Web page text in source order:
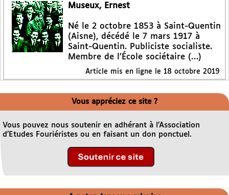
Museux, Ernest
Né le 2 octobre 1853 à Saint-Quentin
(Aisne), décédé le 7 mars 1917 à
Saint-Quentin. Publiciste socialiste.
Membre de l’École sociétaire (…)
Article mis en ligne le 18 octobre 2019
Vous appréciez ce site ?
Vous pouvez nous soutenir en adhérant à l’Association
d’Etudes Fouriéristes ou en faisant un don ponctuel.